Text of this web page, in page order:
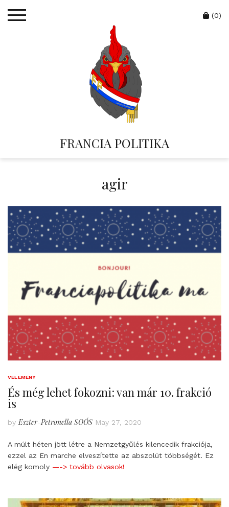
FRANCIA POLITIKA
Cart
(0)
agir
VÉLEMÉNY
És még lehet fokozni: van már 10. frakció
is
by Eszter-Petronella SOÓS May 27, 2020
A múlt héten jött létre a Nemzetgyűlés kilencedik frakciója,
ezzel az En marche elveszítette az abszolút többségét. Ez
elég komoly —-> tovább olvasok!